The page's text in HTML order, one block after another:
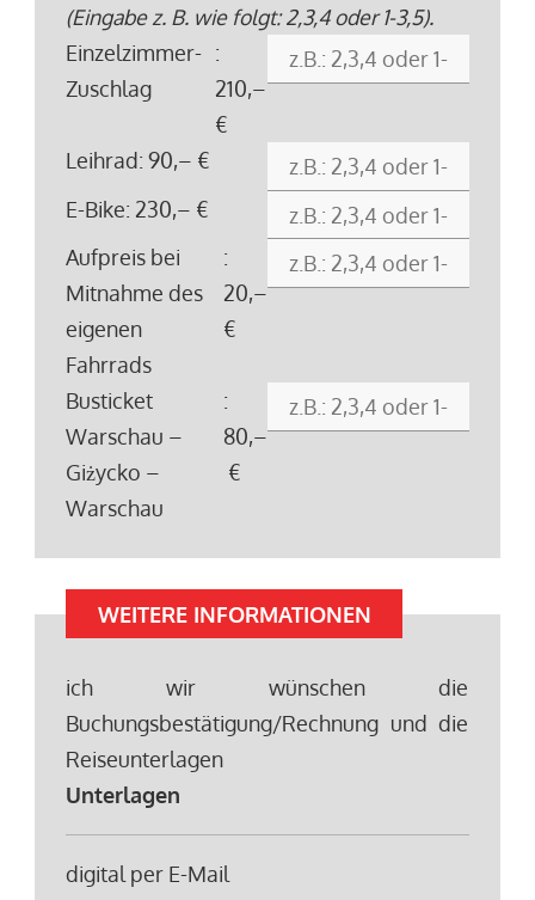
(Eingabe z. B. wie folgt: 2,3,4 oder 1-3,5).
Einzelzimmer-
Zuschlag
:
210,–
€
Leihrad: 90,– €
E-Bike: 230,– €
Aufpreis bei
Mitnahme des
eigenen
Fahrrads
:
20,–
€
Busticket
Warschau –
Giżycko –
Warschau
:
80,–
€
WEITERE INFORMATIONEN
ich wir wünschen die
Buchungsbestätigung/Rechnung und die
Reiseunterlagen
Unterlagen
digital per E-Mail